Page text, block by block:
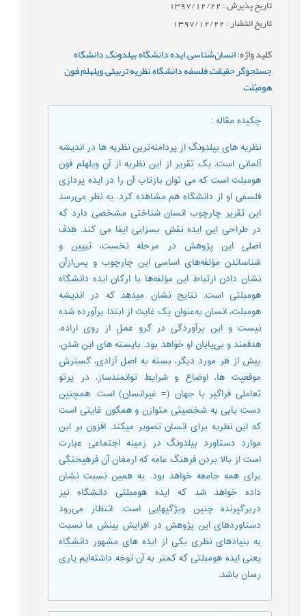
تاریخ پذیرش : 1397/12/22
تاریخ انتشار : 1397/12/22
کلید واژه:انسان‌شناسی,ایده دانشگاه,بیلدونگ,دانشگاه
جستجوگر حقیقت,فلسفه دانشگاه,نظریه تربیتی,ویلهلم فون
هومبُلت,
چکیده مقاله:
نظریه های بیلدونگ از پردامنه‌ترین نظریه ها در اندیشه
آلمانی است. یک تقریر از این نظریه از آنِ ویلهلم فون
هومبلت است که می توان بازتاب آن را در ایده پردازی
فلسفی او از دانشگاه هم مشاهده کرد. به نظر می‌رسد
این تقریر چارچوب انسان شناختی مشخصی دارد که
در طراحی این ایده نقش بسزایی ایفا می کند. هدف
اصلی این پژوهش در مرحله نخست، تبیین و
شناساندن مؤلفه‌های اساسی این چارچوب و پس‌ازآن
نشان دادن ارتباط این مؤلفه‌ها با ارکان ایده دانشگاه
هومبلتی است. نتایج نشان میدهد که در اندیشه
هومبلت، انسان به‌عنوان یک غایت از ابتدا برآورده شده
نیست و این برآوردگی در گرو عملِ از روی اراده،
هدفمند و بی‌پایان او خواهد بود. بایسته های این شدن،
بیش از هر مورد دیگر، بسته به اصل آزادی، گسترش
موقعیت ها، اوضاع و شرایط توانمندساز، در پرتو
تعاملی فراگیر با جهان (= غیرانسان) است. همچنین
دست یابی به شخصیتی متوازن و همگون غایتی است
که این نظریه برای انسان تصویر میکند. افزون بر این
موارد دستاورد بیلدونگ در زمینه اجتماعی عبارت
است از بالا بردن فرهنگ عامه که ارمغان آن فرهیختگی
برای همه جامعه خواهد بود. به همین نسبت نشان
داده خواهد شد که ایده هومبلتی دانشگاه نیز
دربرگیرنده چنین ویژگیهایی است. انتظار می‌رود
دستاوردهای این پژوهش در افزایش بینش ما نسبت
به بنیادهای نظری یکی از ایده های مشهور دانشگاه
یعنی ایده هومبلتی که کمتر به آن توجه داشته‌ایم یاری
رسان باشد.